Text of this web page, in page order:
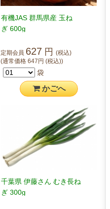
有機JAS 群馬県産 玉ね
ぎ 600g
定期会員 627 円 (税込)
(通常価格 647 円 (税込))
袋
かごへ
千葉県 伊藤さん むき長ね
ぎ 300g